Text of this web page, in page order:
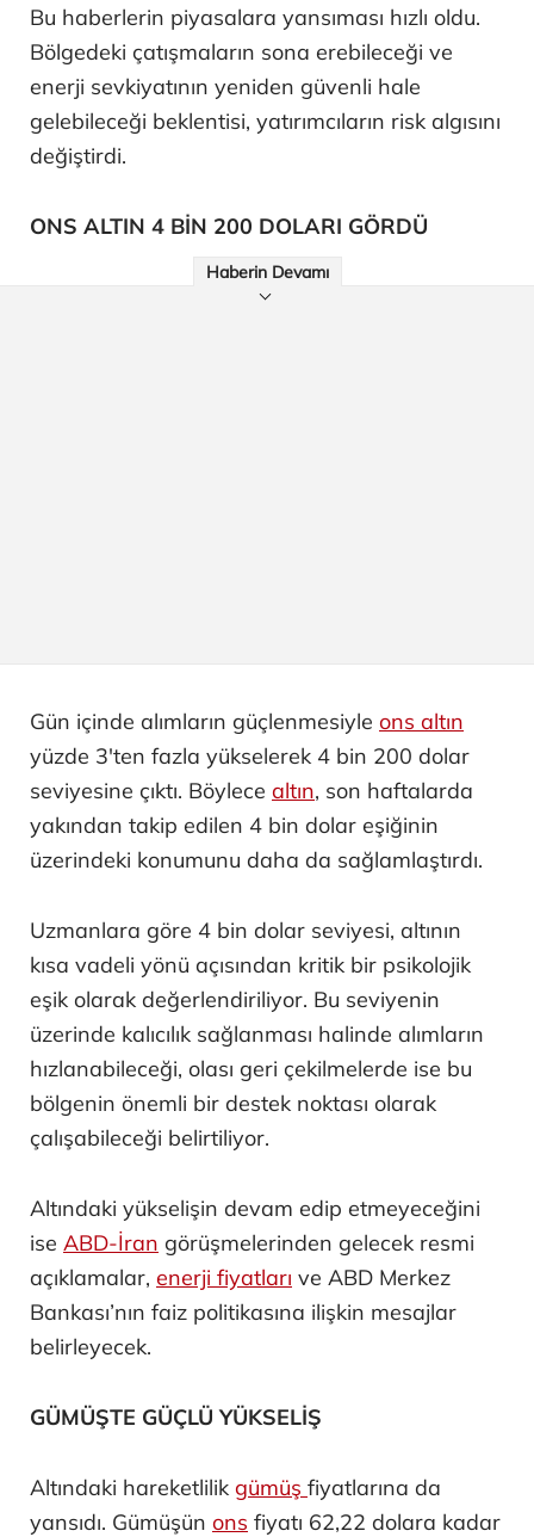
Bu haberlerin piyasalara yansıması hızlı oldu.
Bölgedeki çatışmaların sona erebileceği ve
enerji sevkiyatının yeniden güvenli hale
gelebileceği beklentisi, yatırımcıların risk algısını
değiştirdi.
ONS ALTIN 4 BİN 200 DOLARI GÖRDÜ
Haberin Devamı
Gün içinde alımların güçlenmesiyle ons altın
yüzde 3'ten fazla yükselerek 4 bin 200 dolar
seviyesine çıktı. Böylece altın, son haftalarda
yakından takip edilen 4 bin dolar eşiğinin
üzerindeki konumunu daha da sağlamlaştırdı.
Uzmanlara göre 4 bin dolar seviyesi, altının
kısa vadeli yönü açısından kritik bir psikolojik
eşik olarak değerlendiriliyor. Bu seviyenin
üzerinde kalıcılık sağlanması halinde alımların
hızlanabileceği, olası geri çekilmelerde ise bu
bölgenin önemli bir destek noktası olarak
çalışabileceği belirtiliyor.
Altındaki yükselişin devam edip etmeyeceğini
ise ABD-İran görüşmelerinden gelecek resmi
açıklamalar, enerji fiyatları ve ABD Merkez
Bankası’nın faiz politikasına ilişkin mesajlar
belirleyecek.
GÜMÜŞTE GÜÇLÜ YÜKSELİŞ
Altındaki hareketlilik gümüş fiyatlarına da
yansıdı. Gümüşün ons fiyatı 62,22 dolara kadar